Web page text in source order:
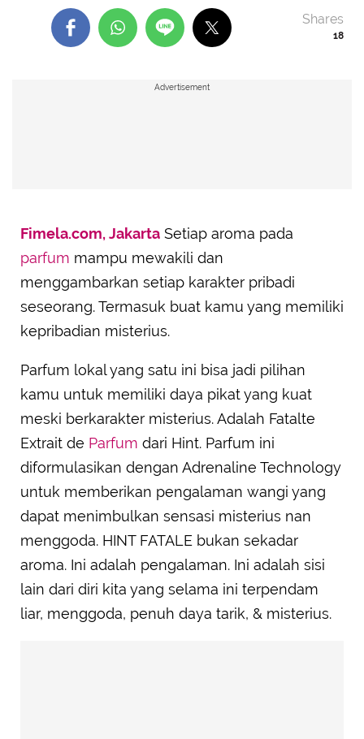
18
Shares
Advertisement
Fimela.com, Jakarta Setiap aroma pada
parfum mampu mewakili dan
menggambarkan setiap karakter pribadi
seseorang. Termasuk buat kamu yang memiliki
kepribadian misterius.
Parfum lokal yang satu ini bisa jadi pilihan
kamu untuk memiliki daya pikat yang kuat
meski berkarakter misterius. Adalah Fatalte
Extrait de Parfum dari Hint. Parfum ini
diformulasikan dengan Adrenaline Technology
untuk memberikan pengalaman wangi yang
dapat menimbulkan sensasi misterius nan
menggoda. HINT FATALE bukan sekadar
aroma. Ini adalah pengalaman. Ini adalah sisi
lain dari diri kita yang selama ini terpendam
liar, menggoda, penuh daya tarik, & misterius.